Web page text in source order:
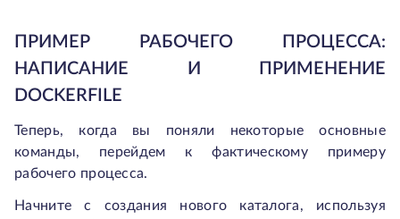
ПРИМЕР РАБОЧЕГО ПРОЦЕССА:
НАПИСАНИЕ И ПРИМЕНЕНИЕ
DOCKERFILE
Теперь, когда вы поняли некоторые основные
команды, перейдем к фактическому примеру
рабочего процесса.
Начните с создания нового каталога, используя